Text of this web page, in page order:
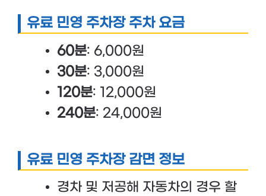
유료 민영 주차장 주차 요금
60분: 6,000원
30분: 3,000원
120분: 12,000원
240분: 24,000원
유료 민영 주차장 감면 정보
경차 및 저공해 자동차의 경우 할